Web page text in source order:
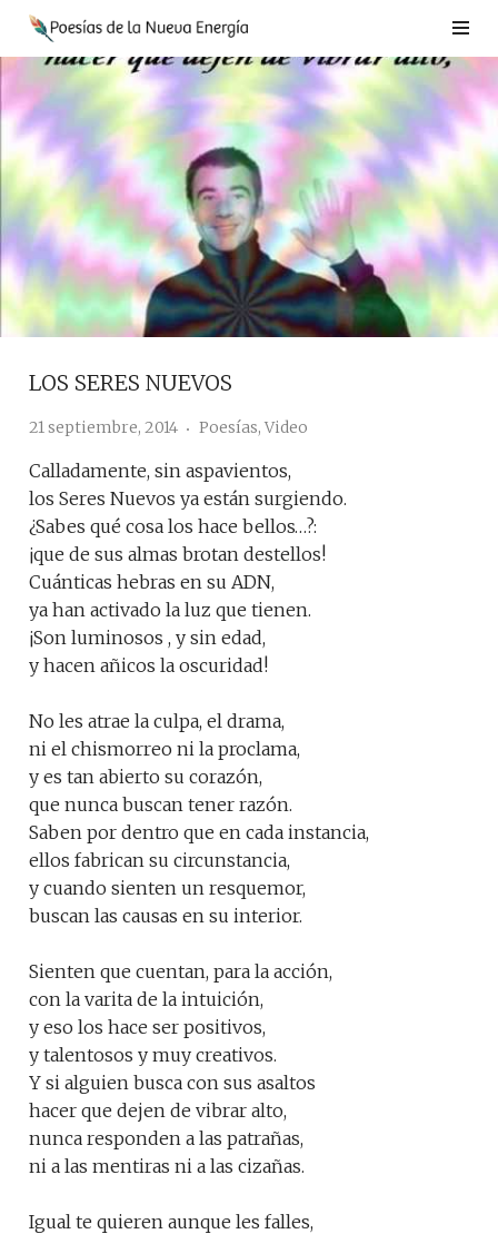
Saltar
contenido
LOS SERES NUEVOS
21 septiembre, 2014 Poesías, Video
Calladamente, sin aspavientos,
los Seres Nuevos ya están surgiendo.
¿Sabes qué cosa los hace bellos…?:
¡que de sus almas brotan destellos!
Cuánticas hebras en su ADN,
ya han activado la luz que tienen.
¡Son luminosos , y sin edad,
y hacen añicos la oscuridad!
No les atrae la culpa, el drama,
ni el chismorreo ni la proclama,
y es tan abierto su corazón,
que nunca buscan tener razón.
Saben por dentro que en cada instancia,
ellos fabrican su circunstancia,
y cuando sienten un resquemor,
buscan las causas en su interior.
Sienten que cuentan, para la acción,
con la varita de la intuición,
y eso los hace ser positivos,
y talentosos y muy creativos.
Y si alguien busca con sus asaltos
hacer que dejen de vibrar alto,
nunca responden a las patrañas,
ni a las mentiras ni a las cizañas.
Igual te quieren aunque les falles,